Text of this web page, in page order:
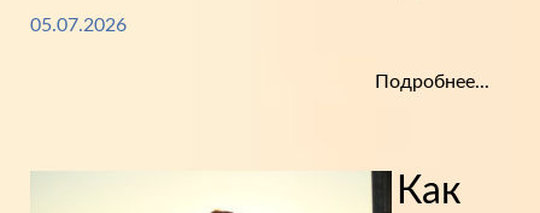
05.07.2026
Подробнее...
Как